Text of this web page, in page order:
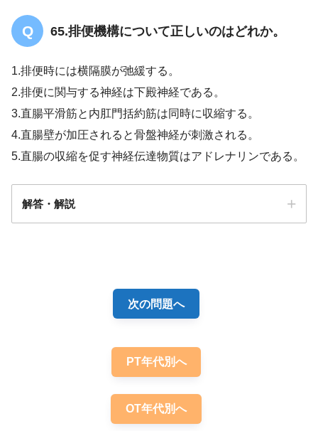
頭相：視覚や嗅覚刺激、口腔粘膜刺激により胃液分泌
リンが内分泌され、胃酸分泌、ペプシノゲン分泌が起
り、セクレチンが内分泌されガストリンの分泌を抑制
し、また、胃の運動が抑制される。
65.排便機構について正しいのはどれか。
1.排便時には横隔膜が弛緩する。
2.排便に関与する神経は下殿神経である。
3.直腸平滑筋と内肛門括約筋は同時に収縮する。
4.直腸壁が加圧されると骨盤神経が刺激される。
5.直腸の収縮を促す神経伝達物質はアドレナリンである。
解答・解説
次の問題へ
PT年代別へ
OT年代別へ